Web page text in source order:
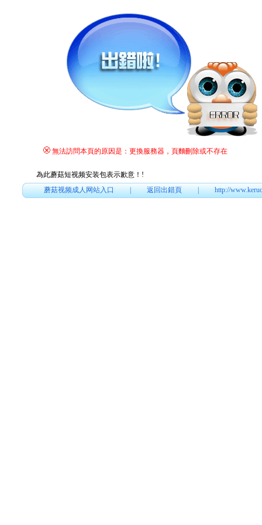
無法訪問本頁的原因是：更換服務器，頁麵刪除或不存在
為此蘑菇短视频安装包表示歉意！ !
蘑菇视频成人网站入口|返回出錯頁|http://